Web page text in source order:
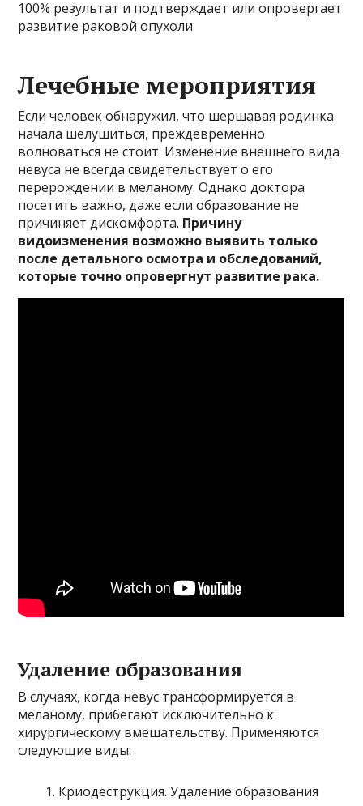
100% результат и подтверждает или опровергает
развитие раковой опухоли.
Лечебные мероприятия
Если человек обнаружил, что шершавая родинка
начала шелушиться, преждевременно
волноваться не стоит. Изменение внешнего вида
невуса не всегда свидетельствует о его
перерождении в меланому. Однако доктора
посетить важно, даже если образование не
причиняет дискомфорта. Причину
видоизменения возможно выявить только
после детального осмотра и обследований,
которые точно опровергнут развитие рака.
Удаление образования
В случаях, когда невус трансформируется в
меланому, прибегают исключительно к
хирургическому вмешательству. Применяются
следующие виды:
Криодеструкция. Удаление образования